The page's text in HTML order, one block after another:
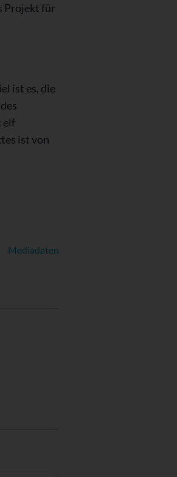
Projekt für
ist es, die
elf
ist von
Mediadaten